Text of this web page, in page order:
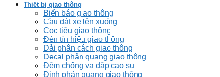
Thiết bị giao thông
Biển báo giao thông
Cầu dắt xe lên xuống
Cọc tiêu giao thông
Đèn tín hiệu giao thông
Dải phân cách giao thông
Decal phản quang giao thông
Đệm chống va đập cao su
Đinh phản quang giao thông